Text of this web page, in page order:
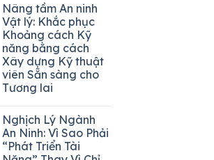
Nâng tầm An ninh
Vật lý: Khắc phục
Khoảng cách Kỹ
năng bằng cách
Xây dựng Kỹ thuật
viên Sẵn sàng cho
Tương lai
Nghịch Lý Ngành
An Ninh: Vì Sao Phải
“Phát Triển Tài